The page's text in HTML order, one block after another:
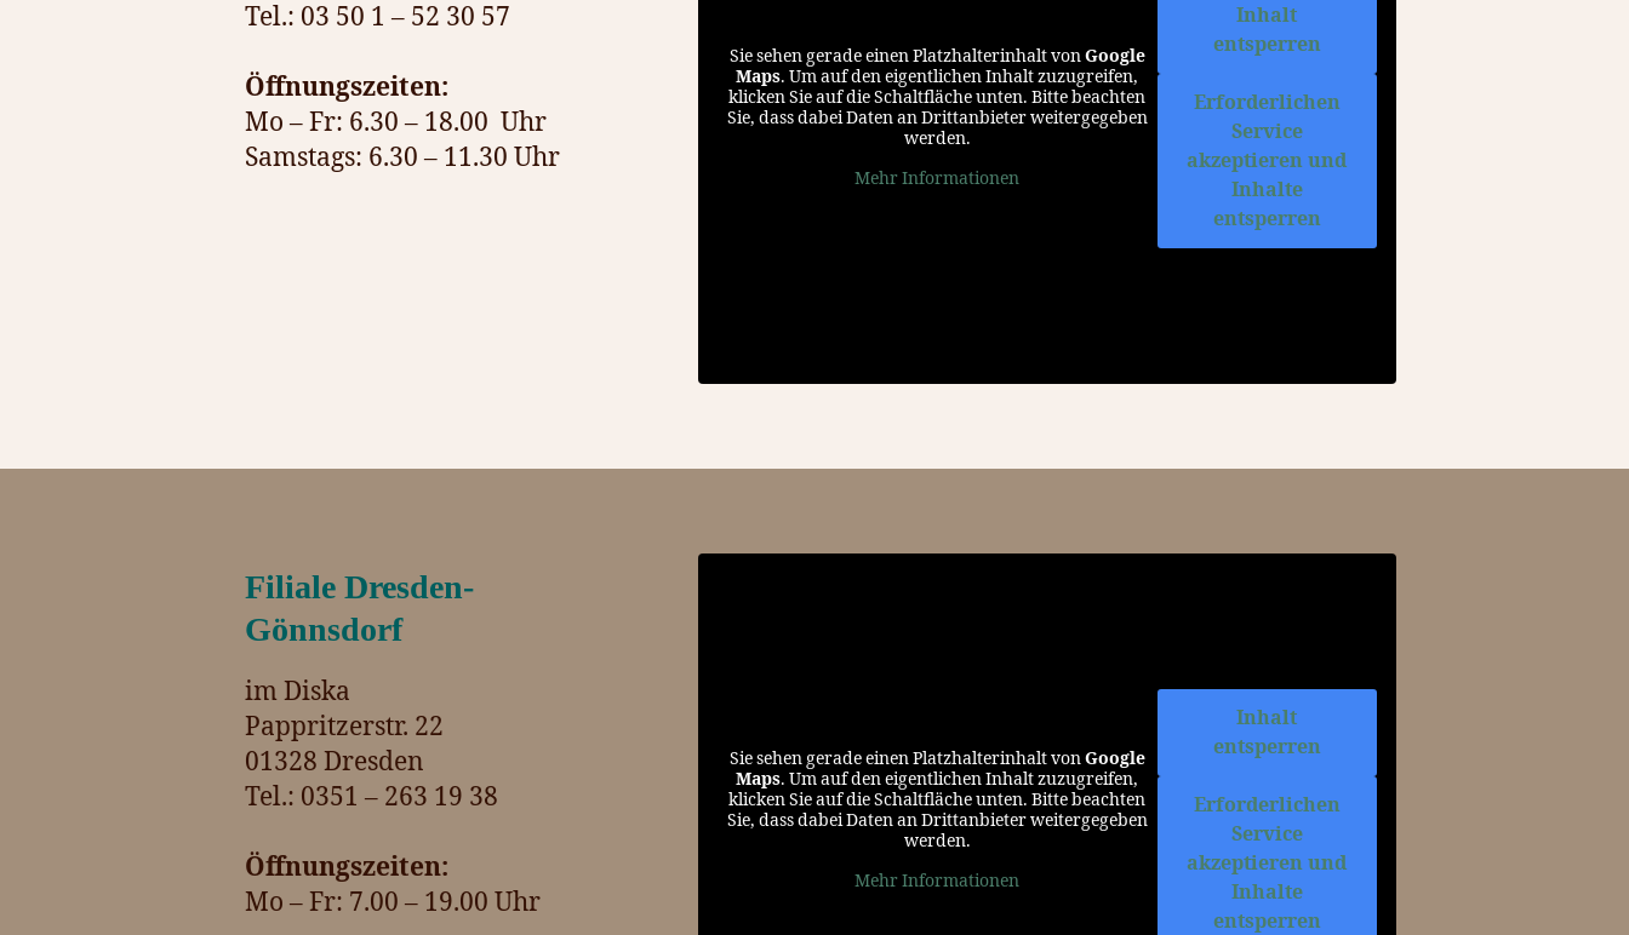
Tel.: 03 50 1 – 52 30 57
Öffnungszeiten:
Mo – Fr: 6.30 – 18.00 Uhr
Samstags: 6.30 – 11.30 Uhr
Sie sehen gerade einen Platzhalterinhalt vonGoogle
Maps. Um auf den eigentlichen Inhalt zuzugreifen,
klicken Sie auf die Schaltfläche unten. Bitte beachten
Sie, dass dabei Daten an Drittanbieter weitergegeben
werden.
Mehr Informationen
Inhalt
entsperren
Erforderlichen
Service
akzeptieren und
Inhalte
entsperren
Filiale Dresden-
Gönnsdorf
im Diska
Pappritzerstr. 22
01328 Dresden
Tel.: 0351 – 263 19 38
Öffnungszeiten:
Mo – Fr: 7.00 – 19.00 Uhr
Sie sehen gerade einen Platzhalterinhalt vonGoogle
Maps. Um auf den eigentlichen Inhalt zuzugreifen,
klicken Sie auf die Schaltfläche unten. Bitte beachten
Sie, dass dabei Daten an Drittanbieter weitergegeben
werden.
Mehr Informationen
Inhalt
entsperren
Erforderlichen
Service
akzeptieren und
Inhalte
entsperren